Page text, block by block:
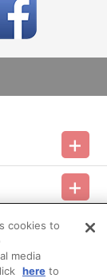
クス公式ショッ
ークス公式ショ
なります。
ンビニ決済」
いたします。
ールフォルダ」
翌日に決済処理
ー）」を選択時
期日までに購
ル扱いとして手
cookies to
media
hereto